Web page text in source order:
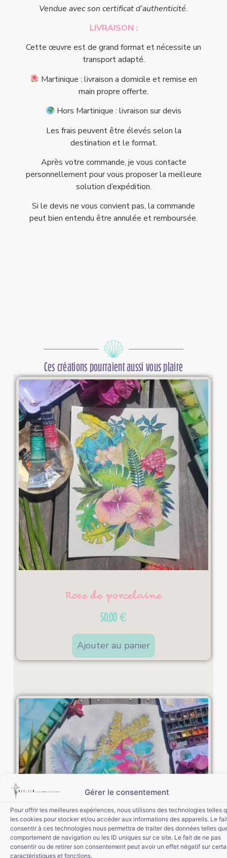
Gérer le consentement
Pour offrir les meilleures expériences, nous utilisons des technologies telles
les cookies pour stocker et/ou accéder aux informations des appareils. Le
consentir à ces technologies nous permettra de traiter des données telles
comportement de navigation ou les ID uniques sur ce site. Le fait de ne pas
consentir ou de retirer son consentement peut avoir un effet négatif sur
caractéristiques et fonctions.
Vendue avec son certificat d’authenticité.
LIVRAISON :
Cette œuvre est de grand format et nécessite un
transport adapté.
Martinique : livraison a domicile et remise en
main propre offerte.
Hors Martinique : livraison sur devis
Les frais peuvent être élevés selon la
destination et le format.
Après votre commande, je vous contacte
personnellement pour vous proposer la meilleure
solution d’expédition.
Si le devis ne vous convient pas, la commande
peut bien entendu être annulée et remboursée.
Ces créations pourraient aussi vous plaire
Rose de porcelaine
50,00 €
Ajouter au panier